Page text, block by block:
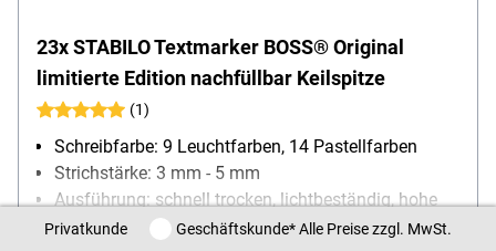
23x STABILO Textmarker BOSS® Original
limitierte Edition nachfüllbar Keilspitze
(1)
Schreibfarbe: 9 Leuchtfarben, 14 Pastellfarben
Strichstärke: 3 mm - 5 mm
Ausführung: schnell trocken, lichtbeständig, hohe
Offenlagerfähigkeit, nachfüllbar
PrivatkundePrivatkunde / Geschäftskunde
Geschäftskunde* Alle Preise zzgl. MwSt.